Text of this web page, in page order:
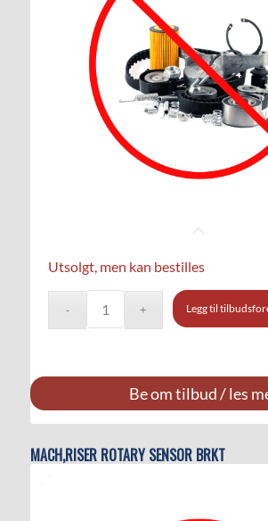
Utsolgt, men kan bestilles
Legg til
Be om tilbud / les
MACH,RISER ROTARY SENSOR BRKT